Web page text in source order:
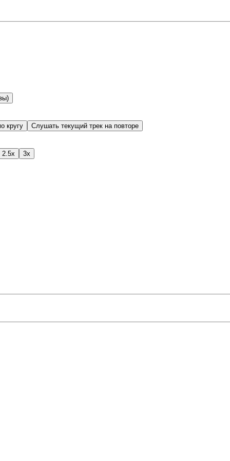
кругу Слушать текущий трек на повторе
2.5x 3x